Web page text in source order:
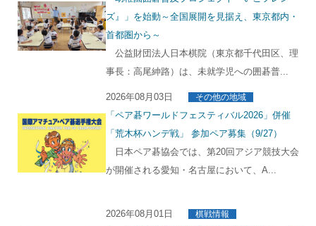
ズ』」を始動～全国展開を見据え、東京都内・
首都圏から～
公益財団法人日本棋院（東京都千代田区、理
事長：高尾紳路）は、未就学児への囲碁普...
2026年08月03日 その他の地域
「ペア碁ワールドフェスティバル2026」併催
「荒木杯ハンデ戦」 参加ペア募集（9/27）
日本ペア碁協会では、第20回アジア競技大会
が開催される愛知・名古屋において、A...
2026年08月01日 棋戦情報